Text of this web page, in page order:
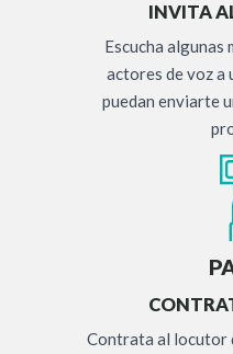
INVITA
Escucha algunas
actores de voz a
puedan enviarte
Contrata al locutor